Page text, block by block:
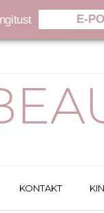
KONTAKT
E-